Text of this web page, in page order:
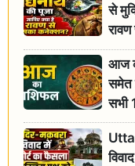
से
आज
समेत
सभी